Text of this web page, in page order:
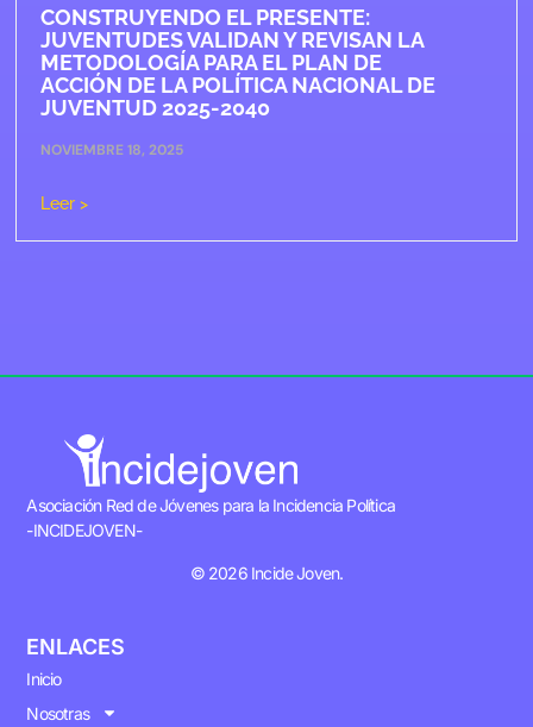
CONSTRUYENDO EL PRESENTE:
JUVENTUDES VALIDAN Y REVISAN LA
METODOLOGÍA PARA EL PLAN DE
ACCIÓN DE LA POLÍTICA NACIONAL DE
JUVENTUD 2025-2040
NOVIEMBRE 18, 2025
Leer >
Asociación Red de Jóvenes para la Incidencia Política
-INCIDEJOVEN-
© 2026 Incide Joven.
ENLACES
Inicio
Nosotras